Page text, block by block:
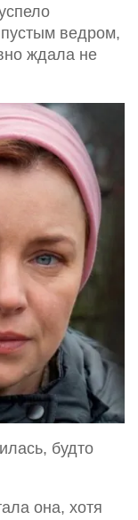
пустым ведром,
ждала не
будто
она, хотя